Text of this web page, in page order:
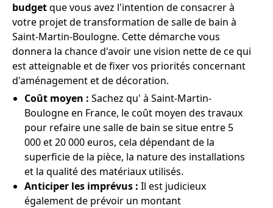
budgetque vous avez l'intention de consacrer à
votre projet de transformation de salle de bain à
Saint-Martin-Boulogne. Cette démarche vous
donnera la chance d'avoir une vision nette de ce qui
est atteignable et de fixer vos priorités concernant
d'aménagement et de décoration.
Coût moyen : Sachez qu' à Saint-Martin-
Boulogne en France, le coût moyen des travaux
pour refaire une salle de bain se situe entre 5
000 et 20 000 euros, cela dépendant de la
superficie de la pièce, la nature des installations
et la qualité des matériaux utilisés.
Anticiper les imprévus : Il est judicieux
également de prévoir un montant